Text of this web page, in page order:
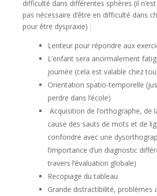
difficulté dans différentes sphères (il
pas nécessaire d’être en difficulté dans
pour être dyspraxie) :
Lenteur pour répondre aux
L’enfant sera anormalement
journée (cela est valable chez
Orientation spatio-temporelle
perdre dans l’école)
Acquisition de l’orthographe, de
cause des sauts de mots et de
confondre avec une
l’importance d’un diagnostic
travers l’évaluation globale)
Recopiage du tableau
Grande distractibilité, problèmes